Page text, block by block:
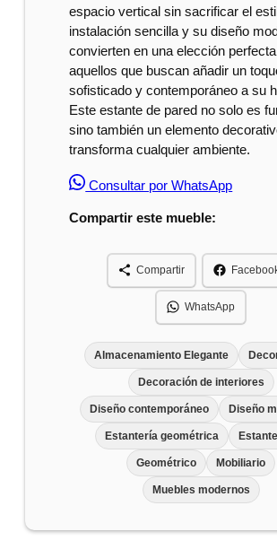
espacio vertical sin sacrificar el
instalación sencilla y su diseño
convierten en una elección
aquellos que buscan añadir un
sofisticado y contemporáneo a su
Este estante de pared no solo es
sino también un elemento
transforma cualquier ambiente.
Consultar por WhatsApp
Compartir este mueble:
Compartir
WhatsApp
Almacenamiento Elegante
Decoración de interiores
Diseño contemporáneo Diseño
Estantería geométrica
Geométrico Mobiliario
Muebles modernos